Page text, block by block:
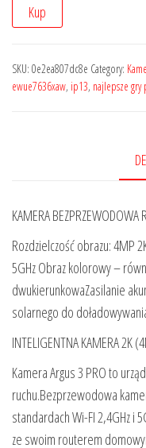
Kup
SKU: 0e2ea807dc8e Category:
ewue7636xaw, ip13, najlepsze gry
KAMERA BEZPRZEWODOWA
Rozdzielczość obrazu: 4MP
5GHz Obraz kolorowy –
dwukierunkowaZasilanie
solarnego do
INTELIGENTNA KAMERA 2K
Kamera Argus 3 PRO to
ruchu.Bezprzewodowa
standardach Wi-FI 2,4GHz i
ze swoim routerem